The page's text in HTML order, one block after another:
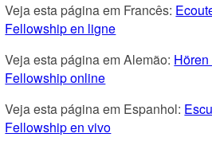
Veja esta página em Francês:
Fellowship en ligne
Veja esta página em Alemão:
Fellowship online
Veja esta página em Espanhol:
Fellowship en vivo